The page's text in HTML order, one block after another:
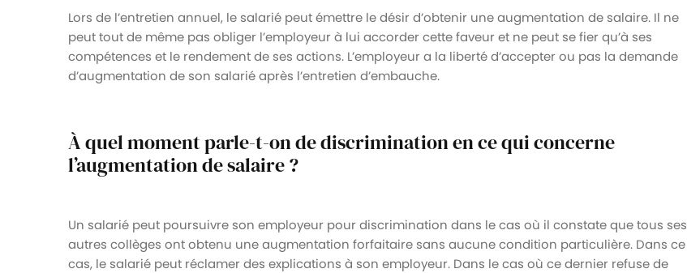
Lors de l’entretien annuel, le salarié peut émettre le désir d’obtenir une augmentation de salaire. Il ne
peut tout de même pas obliger l’employeur à lui accorder cette faveur et ne peut se fier qu’à ses
compétences et le rendement de ses actions. L’employeur a la liberté d’accepter ou pas la demande
d’augmentation de son salarié après l’entretien d’embauche.
À quel moment parle-t-on de discrimination en ce qui concerne
l’augmentation de salaire ?
Un salarié peut poursuivre son employeur pour discrimination dans le cas où il constate que tous ses
autres collèges ont obtenu une augmentation forfaitaire sans aucune condition particulière. Dans ce
cas, le salarié peut réclamer des explications à son employeur. Dans le cas où ce dernier refuse de